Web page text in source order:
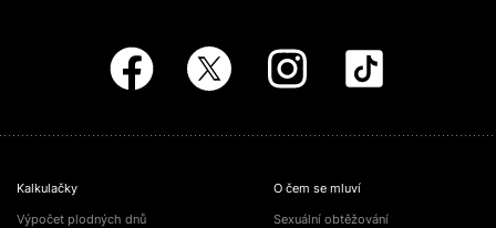
Kalkulačky
Výpočet plodných dnů
O čem se mluví
Sexuální obtěžování